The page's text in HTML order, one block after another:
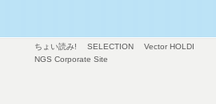
ちょい読み! SELECTION
Vector HOLDI
NGS Corporate Site